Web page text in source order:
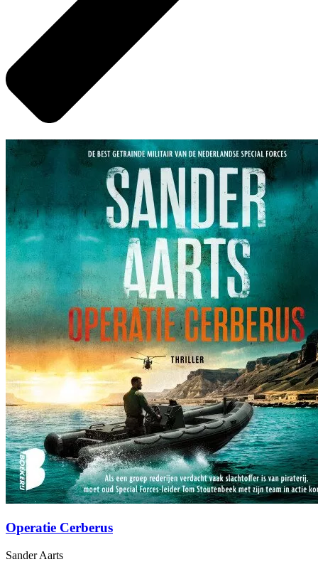
Operatie Cerberus
Sander Aarts